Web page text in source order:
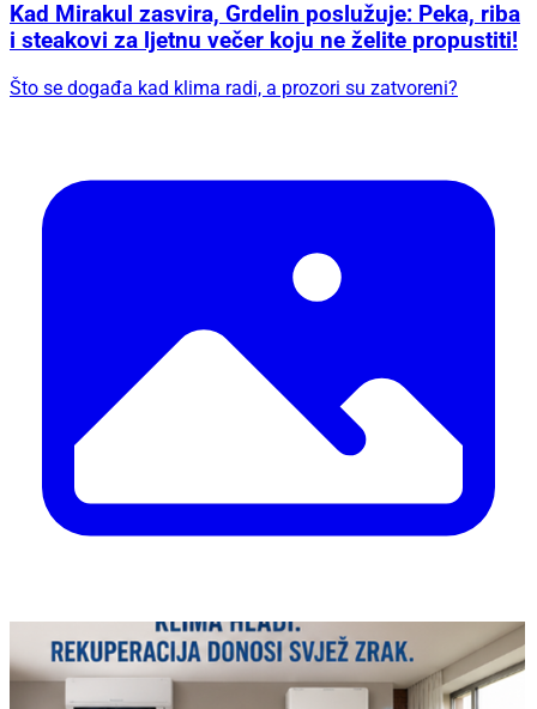
Kad Mirakul zasvira, Grdelin poslužuje: Peka, riba
i steakovi za ljetnu večer koju ne želite propustiti!
Što se događa kad klima radi, a prozori su zatvoreni?